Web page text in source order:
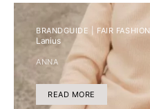
BRANDGUIDE | FAIR FASHION
Lanius
ANNA
READ MORE